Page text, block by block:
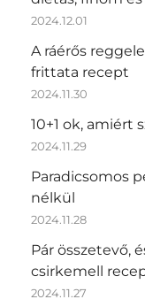
2024.12.01
A ráérős
frittata recept
2024.11.30
10+1 ok,
2024.11.29
Paradicsomos
nélkül
2024.11.28
Pár összetevő,
csirkemell
2024.11.27